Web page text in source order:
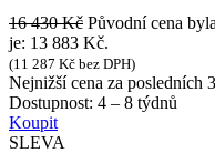
16 430Kč Původní cena
je: 13 883 Kč.
(11 287 Kč bez DPH)
Nejnižší cena za posledních
Dostupnost: 4 – 8 týdnů
Koupit
SLEVA